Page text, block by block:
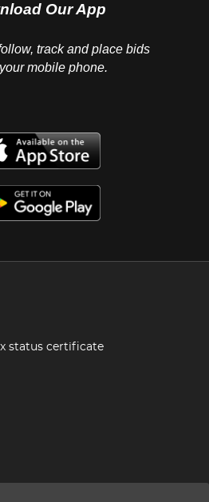
Our App
track and place bids
mobile phone.
status certificate